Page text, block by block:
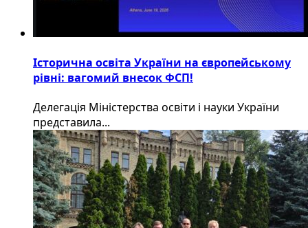
Історична освіта України на європейському
рівні: вагомий внесок ФСП!
Делегація Міністерства освіти і науки України
представила...